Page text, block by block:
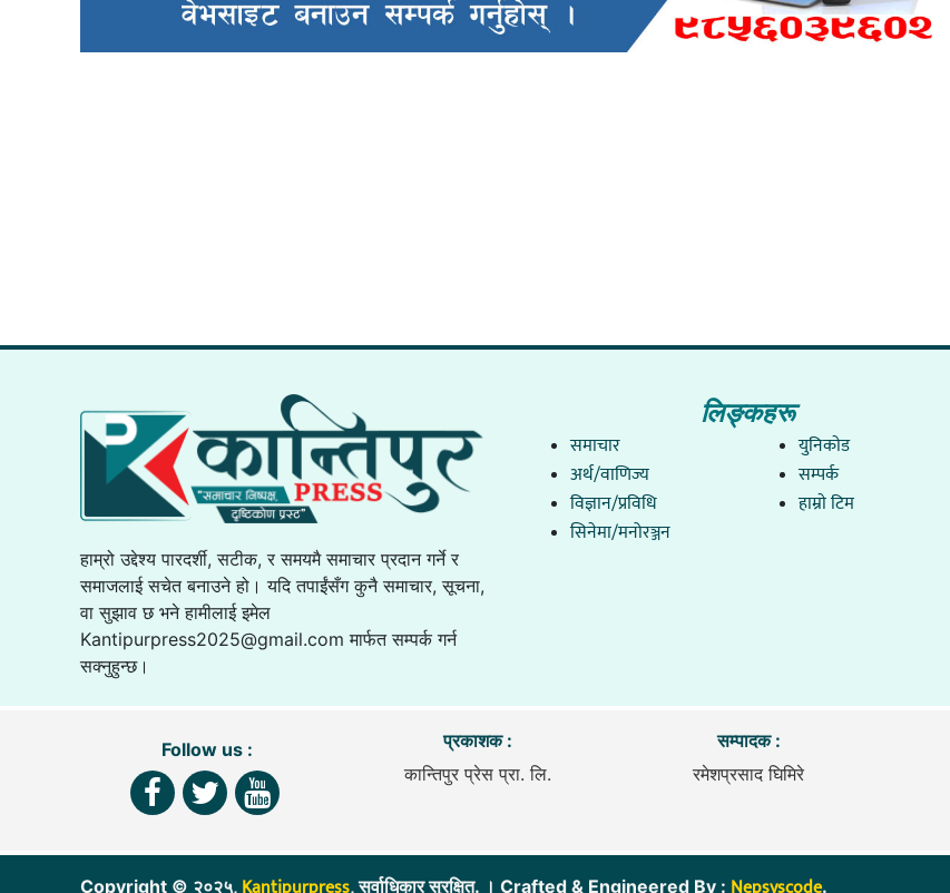
हाम्रो उद्देश्य पारदर्शी, सटीक, र समयमै समाचार प्रदान गर्ने र
समाजलाई सचेत बनाउने हो। यदि तपाईंसँग कुनै समाचार, सूचना,
वा सुझाव छ भने हामीलाई इमेल
Kantipurpress2025@gmail.com मार्फत सम्पर्क गर्न
सक्नुहुन्छ।
लिङ्कहरू
समाचार
अर्थ/वाणिज्य
विज्ञान/प्रविधि
सिनेमा/मनोरञ्जन
युनिकाेड
सम्पर्क
हाम्राे टिम
Follow us :
प्रकाशक :
कान्तिपुर प्रेस प्रा. लि.
सम्पादक :
रमेशप्रसाद घिमिरे
Copyright © २०२५, , सर्वाधिकार सुरक्षित. । Crafted & Engineered By : .